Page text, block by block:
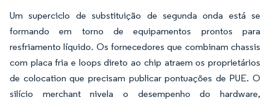
Um superciclo de substituição de segunda onda está se
formando em torno de equipamentos prontos para
resfriamento líquido. Os fornecedores que combinam chassis
com placa fria e loops direto ao chip atraem os proprietários
de colocation que precisam publicar pontuações de PUE. O
silício merchant nivela o desempenho do hardware,